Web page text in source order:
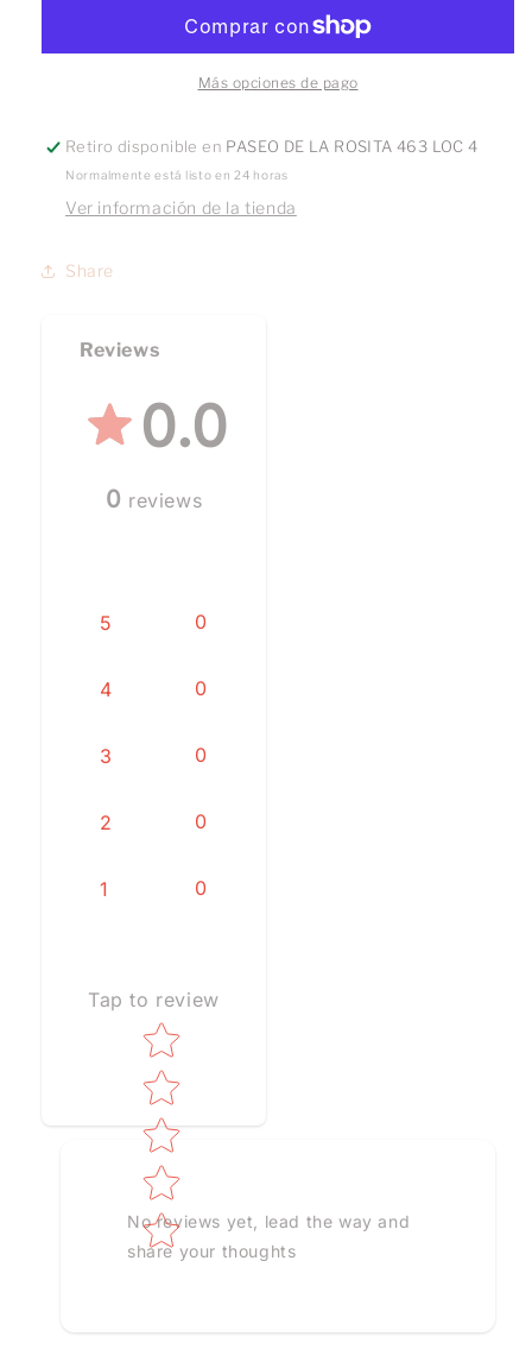
oro
Colgante
oro
10k
Más opciones de pago
Retiro disponible en PASEO DE LA ROSITA 463 LOC 4
Normalmente está listo en 24 horas
Ver información de la tienda
Share
Reviews
0.0
0 reviews
5 0
4 0
3 0
2 0
1 0
Tap to review
Star rating
No reviews yet, lead the way and
share your thoughts